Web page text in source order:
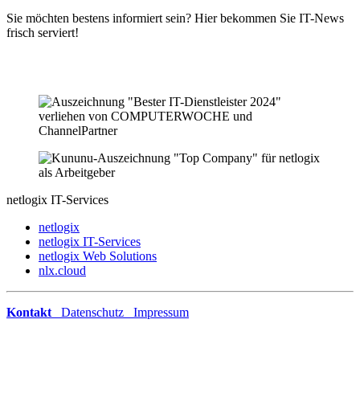
Sie möchten bestens informiert sein? Hier bekommen Sie IT-News
frisch serviert!
netlogix IT-Services
netlogix
netlogix IT-Services
netlogix Web Solutions
nlx.cloud
Kontakt Datenschutz Impressum